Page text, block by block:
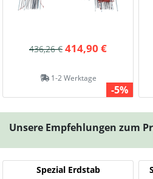
436,26 € 414,90 €
1-2 Werktage
-5%
Unsere Empfehlungen zum
Spezial Erdstab